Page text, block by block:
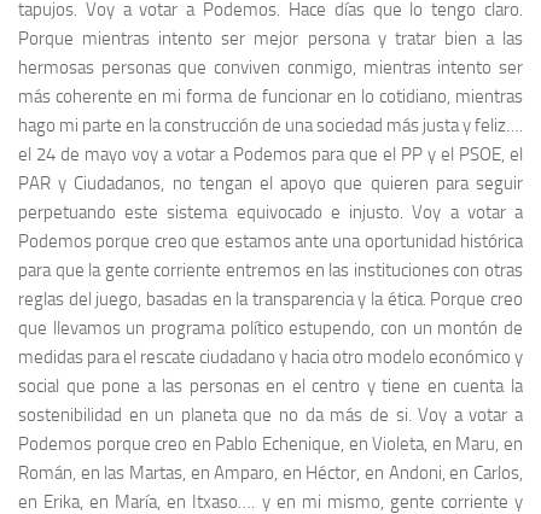
tapujos. Voy a votar a Podemos. Hace días que lo tengo claro.
Porque mientras intento ser mejor persona y tratar bien a las
hermosas personas que conviven conmigo, mientras intento ser
más coherente en mi forma de funcionar en lo cotidiano, mientras
hago mi parte en la construcción de una sociedad más justa y feliz….
el 24 de mayo voy a votar a Podemos para que el PP y el PSOE, el
PAR y Ciudadanos, no tengan el apoyo que quieren para seguir
perpetuando este sistema equivocado e injusto. Voy a votar a
Podemos porque creo que estamos ante una oportunidad histórica
para que la gente corriente entremos en las instituciones con otras
reglas del juego, basadas en la transparencia y la ética. Porque creo
que llevamos un programa político estupendo, con un montón de
medidas para el rescate ciudadano y hacia otro modelo económico y
social que pone a las personas en el centro y tiene en cuenta la
sostenibilidad en un planeta que no da más de si. Voy a votar a
Podemos porque creo en Pablo Echenique, en Violeta, en Maru, en
Román, en las Martas, en Amparo, en Héctor, en Andoni, en Carlos,
en Erika, en María, en Itxaso…. y en mi mismo, gente corriente y